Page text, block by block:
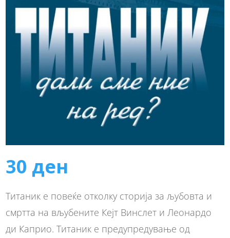
30 ден
Титаник е повеќе отколку сторија за љубовта и
смртта на вљубените Кејт Винслет и Леонардо
ди Каприо. Титаник е предупредување од